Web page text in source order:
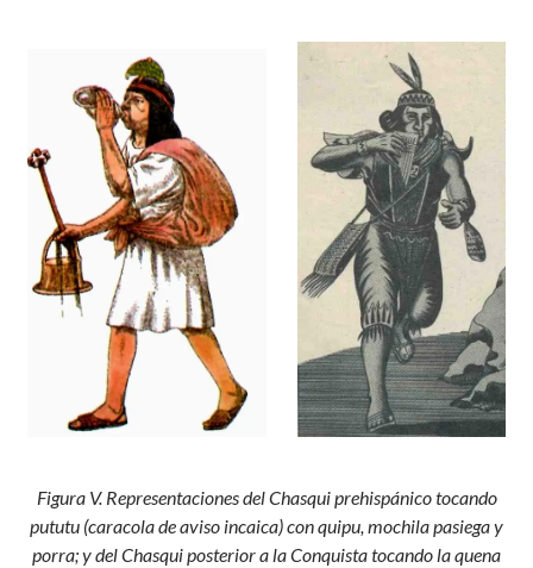
Figura V. Representaciones del Chasqui prehispánico tocando
pututu (caracola de aviso incaica) con quipu, mochila pasiega y
porra; y del Chasqui posterior a la Conquista tocando la quena